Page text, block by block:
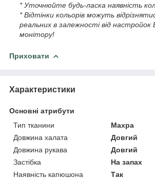
* Уточнюйте будь-ласка наявність
* Відтінки кольорів можуть
реальних в залежності від
монітору!
Приховати
Характеристики
Основні атрибути
Тип тканини
Махра
Довжина халата
Довгий
Довжина рукава
Довгий
Застібка
На запах
Наявність капюшона
Так